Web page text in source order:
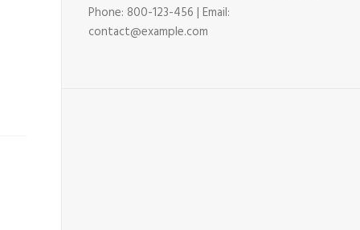
Phone: 800-123-456 | Email:
contact@example.com